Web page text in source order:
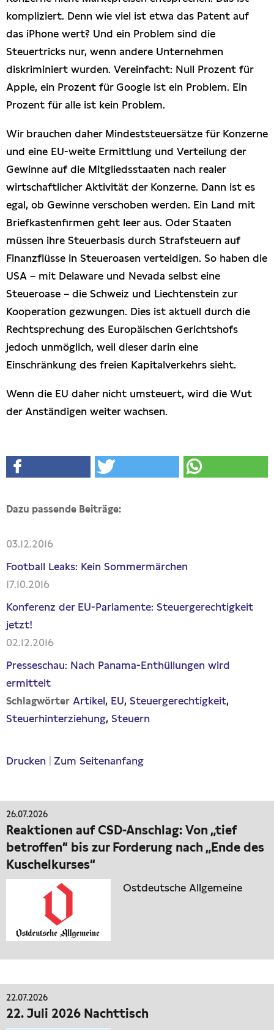
kompliziert. Denn wie viel ist etwa das Patent auf
das iPhone wert? Und ein Problem sind die
Steuertricks nur, wenn andere Unternehmen
diskriminiert wurden. Vereinfacht: Null Prozent für
Apple, ein Prozent für Google ist ein Problem. Ein
Prozent für alle ist kein Problem.
Wir brauchen daher Mindeststeuersätze für Konzerne
und eine EU-weite Ermittlung und Verteilung der
Gewinne auf die Mitgliedsstaaten nach realer
wirtschaftlicher Aktivität der Konzerne. Dann ist es
egal, ob Gewinne verschoben werden. Ein Land mit
Briefkastenfirmen geht leer aus. Oder Staaten
müssen ihre Steuerbasis durch Strafsteuern auf
Finanzflüsse in Steueroasen verteidigen. So haben die
USA – mit Delaware und Nevada selbst eine
Steueroase – die Schweiz und Liechtenstein zur
Kooperation gezwungen. Dies ist aktuell durch die
Rechtsprechung des Europäischen Gerichtshofs
jedoch unmöglich, weil dieser darin eine
Einschränkung des freien Kapitalverkehrs sieht.
Wenn die EU daher nicht umsteuert, wird die Wut
der Anständigen weiter wachsen.
Dazu passende Beiträge:
03.12.2016
Football Leaks: Kein Sommermärchen
17.10.2016
Konferenz der EU-Parlamente: Steuergerechtigkeit
jetzt!
02.12.2016
Presseschau: Nach Panama-Enthüllungen wird
ermittelt
Schlagwörter Artikel EU Steuergerechtigkeit
Steuerhinterziehung Steuern
Drucken Zum Seitenanfang
26.07.2026
Reaktionen auf CSD-Anschlag: Von „tief
betroffen“ bis zur Forderung nach „Ende des
Kuschelkurses“
Ostdeutsche Allgemeine
22.07.2026
22. Juli 2026 Nachttisch